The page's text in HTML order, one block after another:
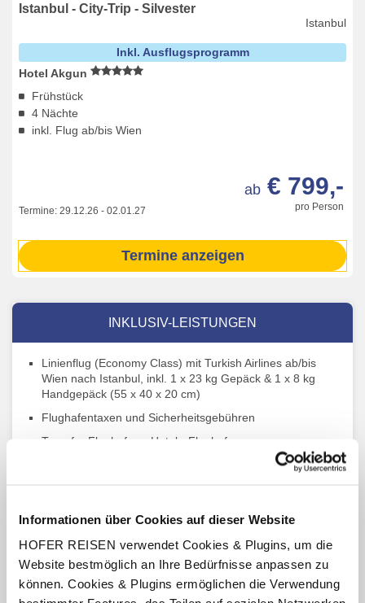
Informationen über Cookies auf dieser Website
HOFER REISEN verwendet Cookies & Plugins, um die
Website bestmöglich an Ihre Bedürfnisse anpassen zu
können. Cookies & Plugins ermöglichen die Verwendung
Istanbul - City-Trip - Silvester
Istanbul
Inkl. Ausflugsprogramm
Hotel Akgun
Frühstück
4 Nächte
inkl. Flug ab/bis Wien
Termine: 29.12.26 - 02.01.27 pro Person
ab € 799,-
Termine anzeigen
INKLUSIV-LEISTUNGEN
Linienflug (Economy Class) mit Turkish Airlines ab/bis
Wien nach Istanbul, inkl. 1 x 23 kg Gepäck & 1 x 8 kg
Handgepäck (55 x 40 x 20 cm)
Flughafentaxen und Sicherheitsgebühren
Transfer Flughafen - Hotel - Flughafen
Eintritte lt. Beschreibung
Ausflug Bosphorusfahrt lt.Beschreibung
Inkl. aller Eintritte, Transfers im modernen klimatisierten
Reisebus gem. Reiseverlauf